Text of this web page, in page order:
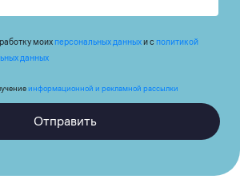
моих персональных данныхи с политикой
данных
информационной и рекламной рассылки
Отправить